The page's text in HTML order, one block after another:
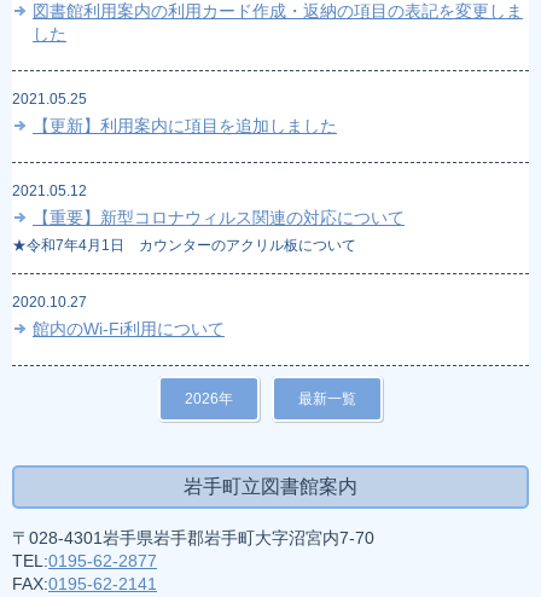
図書館利用案内の利用カード作成・返納の項目の表記を変更しま
した
2021.05.25
【更新】利用案内に項目を追加しました
2021.05.12
【重要】新型コロナウィルス関連の対応について
★令和7年4月1日 カウンターのアクリル板について
2020.10.27
館内のWi-Fi利用について
2026年 最新一覧
岩手町立図書館案内
〒028-4301岩手県岩手郡岩手町大字沼宮内7-70
TEL:0195-62-2877
FAX:0195-62-2141